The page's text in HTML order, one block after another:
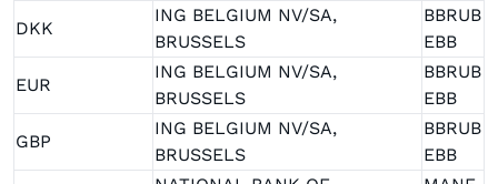
DKK
ING BELGIUM NV/SA,
BRUSSELS
BBRUB
EBB
EUR
ING BELGIUM NV/SA,
BRUSSELS
BBRUB
EBB
GBP
ING BELGIUM NV/SA,
BRUSSELS
BBRUB
EBB